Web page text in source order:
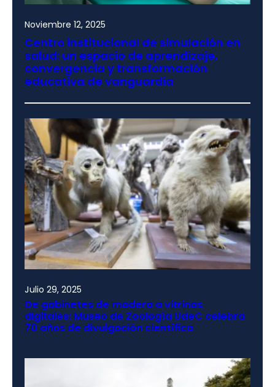
Noviembre 12, 2025
Centro institucional de simulación en
salud: un espacio de aprendizaje,
convergencia y transformación
educativa de vanguardia
Julio 29, 2025
De gabinetes de madera a vitrinas
digitales: Museo de Zoología UdeC celebra
70 años de divulgación científica